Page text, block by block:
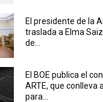
El presidente de la
traslada a Elma
de...
El BOE publica el
ARTE, que conlleva
para...